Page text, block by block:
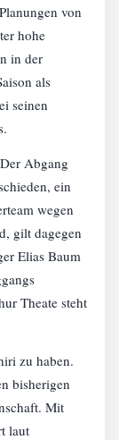
von
hohe
in der
als
seinen
Abgang
ein
wegen
gilt dagegen
Elias Baum
Theate steht
zu haben.
bisherigen
Mit
laut